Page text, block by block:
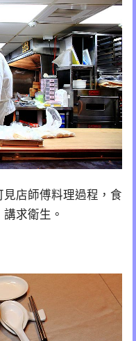
店師傅料理過程，食
求衛生。